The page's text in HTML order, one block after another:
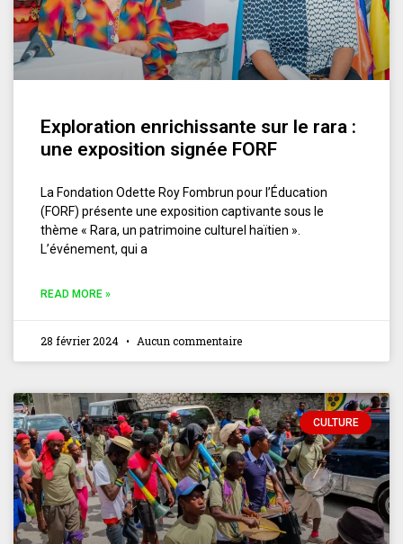
Exploration enrichissante sur le rara :
une exposition signée FORF
La Fondation Odette Roy Fombrun pour l’Éducation
(FORF) présente une exposition captivante sous le
thème « Rara, un patrimoine culturel haïtien ».
L’événement, qui a
READ MORE »
28 février 2024 Aucun commentaire
CULTURE